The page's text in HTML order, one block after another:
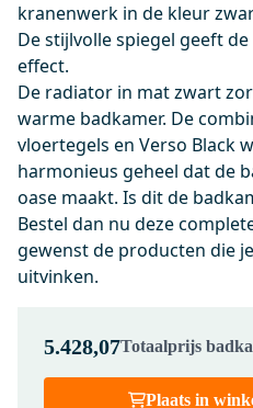
Flush
Maandag
0,-
200-1202MB
Radius
kranenwerk in de kleur
De stijlvolle spiegel geeft
effect.
De radiator in mat zwart
warme badkamer. De
vloertegels en Verso Black
harmonieus geheel dat de
oase maakt. Is dit de
Bestel dan nu deze
gewenst de producten die
uitvinken.
5.428,07Totaalprijs
Plaats in